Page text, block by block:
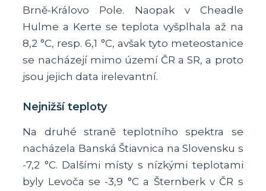
Brně-Královo Pole. Naopak v Cheadle
Hulme a Kerte se teplota vyšplhala až na
8,2 °C, resp. 6,1 °C, avšak tyto meteostanice
se nacházejí mimo území ČR a SR, a proto
jsou jejich data irelevantní.
Nejnižší teploty
Na druhé straně teplotního spektra se
nacházela Banská Štiavnica na Slovensku s
-7,2 °C. Dalšími místy s nízkými teplotami
byly Levoča se -3,9 °C a Šternberk v ČR s